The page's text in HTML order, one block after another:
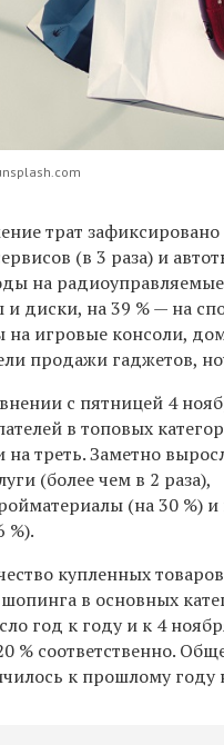
трат
(в 3 раза) и
на
диски, на 39 % — на
на игровые консоли,
продажи гаджетов,
с пятницей 4
в топовых
на треть. Заметно
(более чем в 2 раза),
(на 30 %)
%).
купленных
в основных
год к году и к 4
% соответственно.
к прошлому